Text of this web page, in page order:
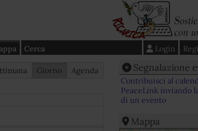
Cerca Login
Giorno Agenda Segnalazione
Contribuisci al
PeaceLink inviando
di un evento
Mappa